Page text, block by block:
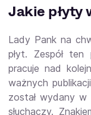
Jakie płyty
Lady Pank na
płyt. Zespół
pracuje nad
ważnych
został wydany
słuchaczy.